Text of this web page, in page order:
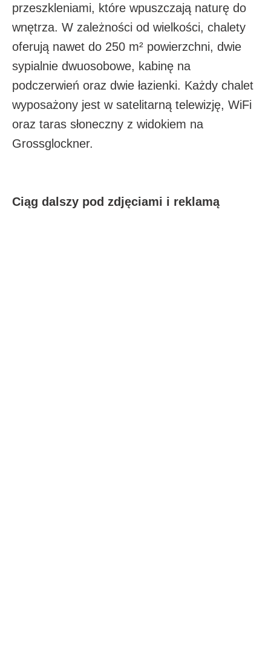
przeszkleniami, które wpuszczają naturę do
wnętrza. W zależności od wielkości, chalety
oferują nawet do 250 m² powierzchni, dwie
sypialnie dwuosobowe, kabinę na
podczerwień oraz dwie łazienki. Każdy chalet
wyposażony jest w satelitarną telewizję, WiFi
oraz taras słoneczny z widokiem na
Grossglockner.​
Ciąg dalszy pod zdjęciami i reklamą